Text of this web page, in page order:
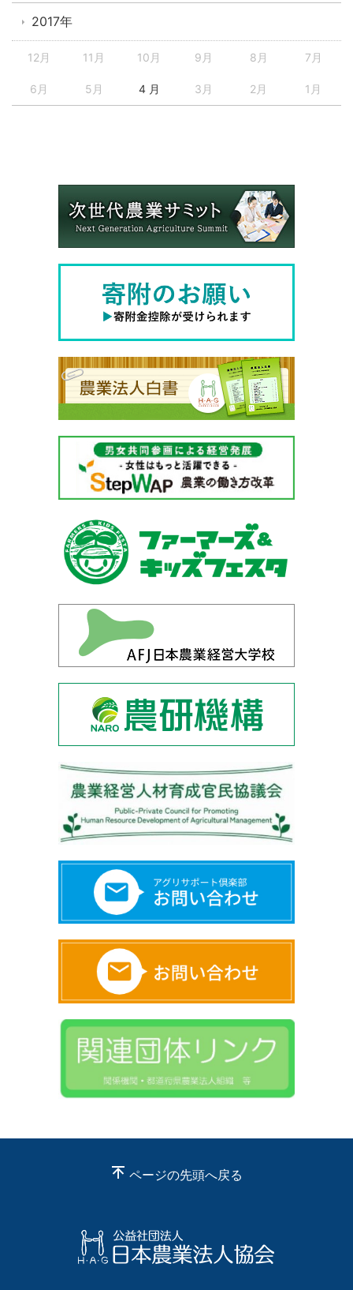
2017年
12月 11月 10月 9月 8月 7月
6月 5月 4 月 3月 2月 1月
ページの先頭へ戻る